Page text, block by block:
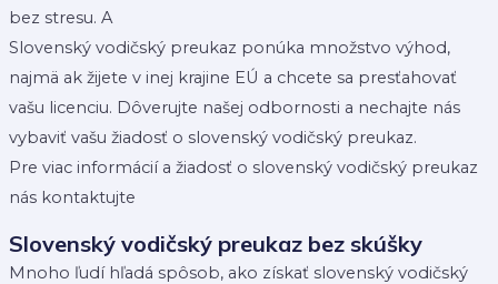
bez stresu. A
Slovenský vodičský preukaz ponúka množstvo výhod,
najmä ak žijete v inej krajine EÚ a chcete sa presťahovať
vašu licenciu. Dôverujte našej odbornosti a nechajte nás
vybaviť vašu žiadosť o slovenský vodičský preukaz.
Pre viac informácií a žiadosť o slovenský vodičský preukaz
nás kontaktujte
Slovenský vodičský preukaz bez skúšky
Mnoho ľudí hľadá spôsob, ako získať slovenský vodičský